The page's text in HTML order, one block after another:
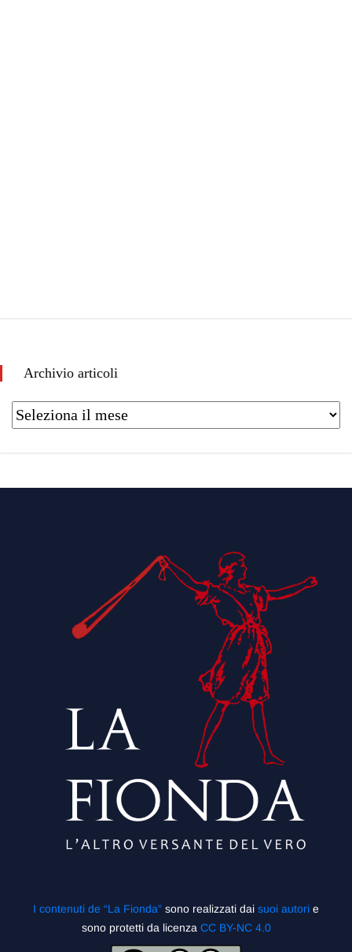
Archivio articoli
I contenuti de “La Fionda” sono realizzati dai suoi autori e
sono protetti da licenza CC BY-NC 4.0